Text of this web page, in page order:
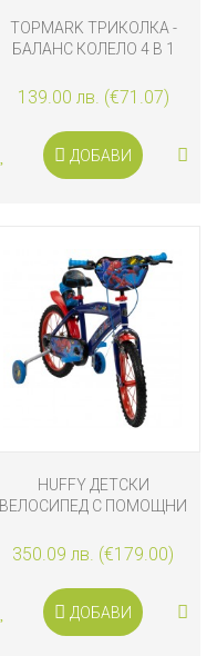
TOPMARK ТРИКОЛКА -
БАЛАНС КОЛЕЛО 4 В 1
139.00 лв. (€71.07)
ДОБАВИ
HUFFY ДЕТСКИ
ВЕЛОСИПЕД С ПОМОЩНИ
ИНЧА
350.09 лв. (€179.00)
ДОБАВИ